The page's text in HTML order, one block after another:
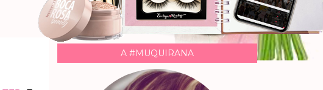
A #MUQUIRANA